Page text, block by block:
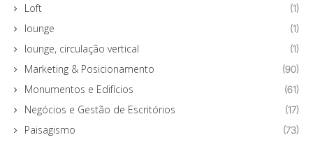
Loft (1)
lounge (1)
lounge, circulação vertical (1)
Marketing & Posicionamento (90)
Monumentos e Edifícios (61)
Negócios e Gestão de Escritórios (17)
Paisagismo (73)